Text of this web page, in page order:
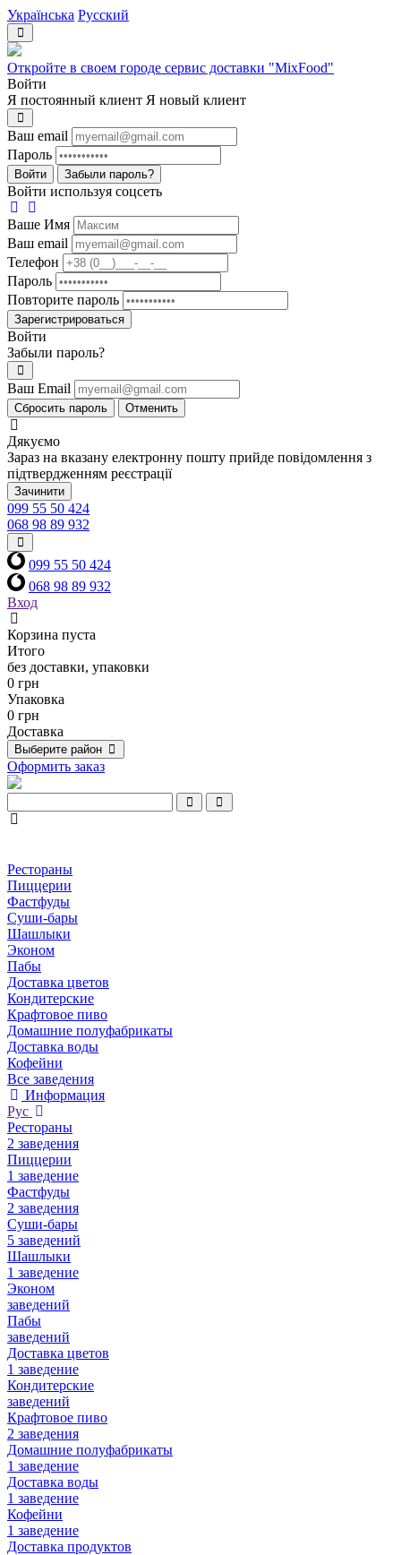
Українська Русский
Откройте в своем городе сервис доставки "MixFood"
Войти
Я постоянный клиент Я новый клиент
Ваш email
Пароль
Войти Забыли пароль?
Войти используя соцсеть
Ваше Имя
Ваш email
Телефон
Пароль
Повторите пароль
Зарегистрироваться
Войти
Забыли пароль?
Ваш Email
Сбросить пароль Отменить
Дякуємо
Зараз на вказану електронну пошту прийде повідомлення з
підтвердженням реєстрації
Зачинити
099 55 50 424
068 98 89 932
099 55 50 424
068 98 89 932
Вход
Корзина пуста
Итого
без доставки, упаковки
0 грн
Упаковка
0 грн
Доставка
Выберите район
Оформить заказ
Рестораны
Пиццерии
Фастфуды
Суши-бары
Шашлыки
Эконом
Пабы
Доставка цветов
Кондитерские
Крафтовое пиво
Домашние полуфабрикаты
Доставка воды
Кофейни
Все заведения
Информация
Рус
Рестораны
2 заведения
Пиццерии
1 заведение
Фастфуды
2 заведения
Суши-бары
5 заведений
Шашлыки
1 заведение
Эконом
заведений
Пабы
заведений
Доставка цветов
1 заведение
Кондитерские
заведений
Крафтовое пиво
2 заведения
Домашние полуфабрикаты
1 заведение
Доставка воды
1 заведение
Кофейни
1 заведение
Доставка продуктов